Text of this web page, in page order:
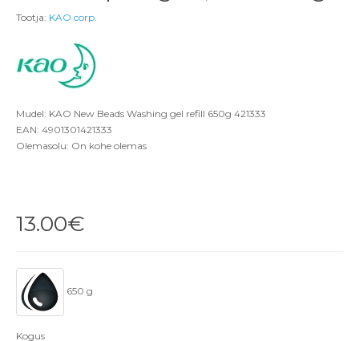
Tootja: KAO corp.
Mudel: KAO New Beads Washing gel refill 650g 421333
EAN: 4901301421333
Olemasolu: On kohe olemas
13.00€
650 g
Kogus